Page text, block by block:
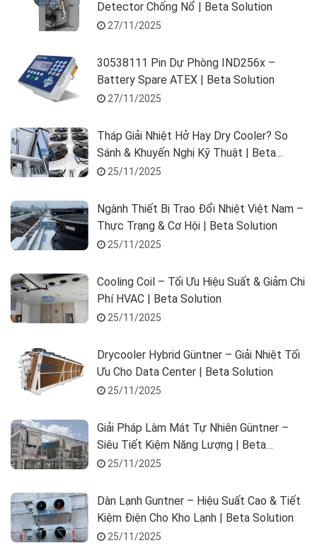
Detector Chống Nổ | Beta Solution
27/11/2025
30538111 Pin Dự Phòng IND256x –
Battery Spare ATEX | Beta Solution
27/11/2025
Tháp Giải Nhiệt Hở Hay Dry Cooler? So
Sánh & Khuyến Nghị Kỹ Thuật | Beta
Solution
25/11/2025
Ngành Thiết Bị Trao Đổi Nhiệt Việt Nam –
Thực Trạng & Cơ Hội | Beta Solution
25/11/2025
Cooling Coil – Tối Ưu Hiệu Suất & Giảm Chi
Phí HVAC | Beta Solution
25/11/2025
Drycooler Hybrid Güntner – Giải Nhiệt Tối
Ưu Cho Data Center | Beta Solution
25/11/2025
Giải Pháp Làm Mát Tự Nhiên Güntner –
Siêu Tiết Kiệm Năng Lượng | Beta
Solution
25/11/2025
Dàn Lạnh Guntner – Hiệu Suất Cao & Tiết
Kiệm Điện Cho Kho Lạnh | Beta Solution
25/11/2025